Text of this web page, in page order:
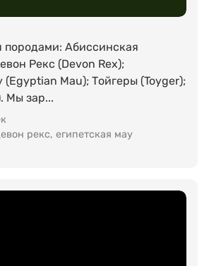
Абиссинская
Рекс (Devon Rex);
(Egyptian Mau); Тойгеры (Toyger);
Мы зар...
рекс, египетская мау